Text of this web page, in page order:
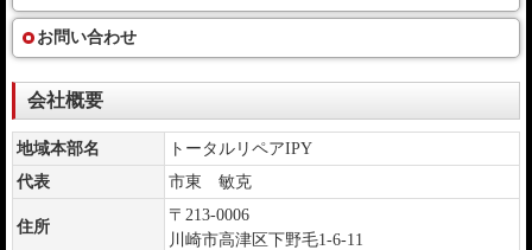
お問い合わせ
会社概要
地域本部名
トータルリペアIPY
代表
市東 敏克
住所
〒213-0006
川崎市高津区下野毛1-6-11